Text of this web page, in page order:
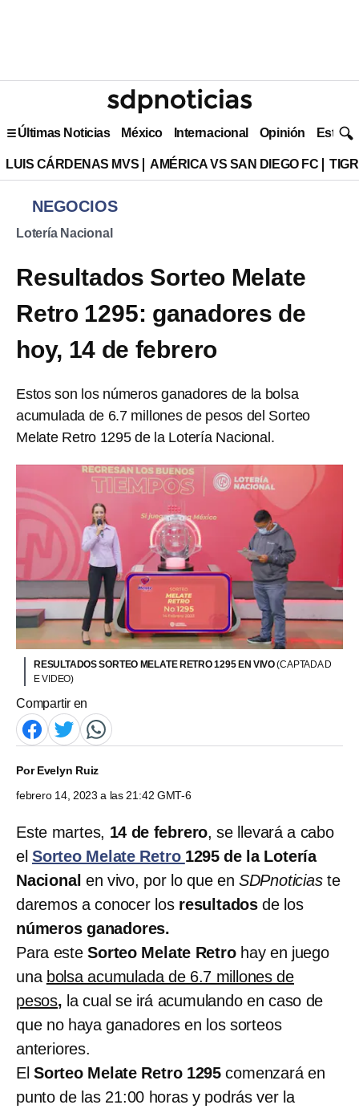
Últimas Noticias México Internacional Opinión Estilo
LUIS CÁRDENAS MVS AMÉRICA VS SAN DIEGO FC
NEGOCIOS
Lotería Nacional
Resultados Sorteo Melate
Retro 1295: ganadores de
hoy, 14 de febrero
Estos son los números ganadores de la bolsa
acumulada de 6.7 millones de pesos del Sorteo
Melate Retro 1295 de la Lotería Nacional.
RESULTADOS SORTEO MELATE RETRO 1295 EN VIVO(CAPTADA D
E VIDEO)
Compartir en
PorEvelyn Ruiz
febrero 14, 2023 a las 21:42 GMT-6
Este martes, 14 de febrero, se llevará a cabo
el Sorteo Melate Retro 1295 de la Lotería
Nacional en vivo, por lo que en SDPnoticiaste
daremos a conocer los resultados de los
números ganadores.
Para esteSorteo Melate Retro hay en juego
una bolsa acumulada de 6.7 millones de
pesos, la cual se irá acumulando en caso de
que no haya ganadores en los sorteos
anteriores.
El Sorteo Melate Retro 1295comenzará en
punto de las 21:00 horas y podrás ver la